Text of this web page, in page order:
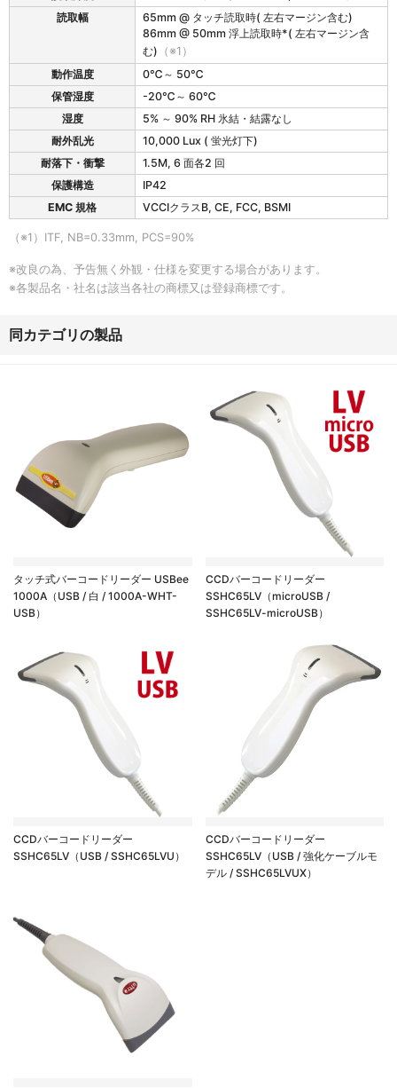
読取幅
65mm @ タッチ読取時( 左右マージン含む)
86mm @ 50mm 浮上読取時*( 左右マージン含
む) （※1）
動作温度
0℃～ 50℃
保管湿度
-20℃～ 60℃
湿度
5% ～ 90% RH 氷結・結露なし
耐外乱光
10,000 Lux ( 蛍光灯下)
耐落下・衝撃
1.5M, 6 面各2 回
保護構造
IP42
EMC 規格
VCCIクラスB, CE, FCC, BSMI
（※1）ITF, NB=0.33mm, PCS=90%
※改良の為、予告無く外観・仕様を変更する場合があります。
※各製品名・社名は該当各社の商標又は登録商標です。
同カテゴリの製品
タッチ式バーコードリーダー USBee
1000A（USB / 白 / 1000A-WHT-
USB）
CCDバーコードリーダー
SSHC65LV（microUSB /
SSHC65LV-microUSB）
CCDバーコードリーダー
SSHC65LV（USB / SSHC65LVU）
CCDバーコードリーダー
SSHC65LV（USB / 強化ケーブルモ
デル / SSHC65LVUX）